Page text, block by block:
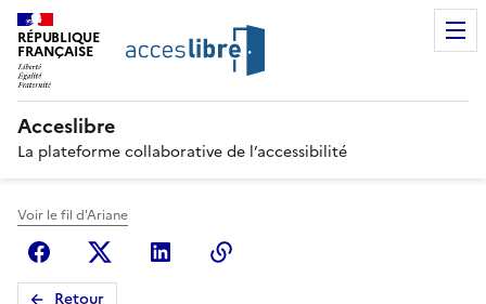
RÉPUBLIQUE
FRANÇAISE
Acceslibre
La plateforme collaborative de l’accessibilité
Voir le fil d'Ariane
FacebookX (anciennement Twitter)
Linkedin
Retour